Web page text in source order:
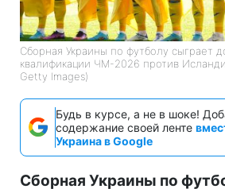
Сборная Украины по футболу сыграет
квалификации ЧМ-2026 против
Getty Images)
Будь в курсе, а не в шоке!
содержание своей ленте
Украина в Google
Сборная Украины по